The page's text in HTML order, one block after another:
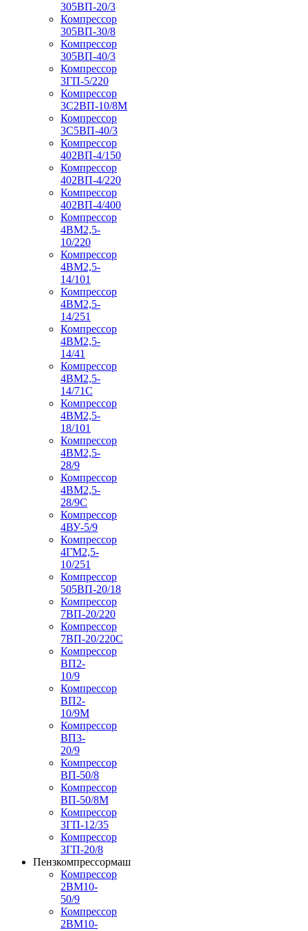
305ВП-20/3
Компрессор
305ВП-30/8
Компрессор
305ВП-40/3
Компрессор
3ГП-5/220
Компрессор
3С2ВП-10/8М
Компрессор
3С5ВП-40/3
Компрессор
402ВП-4/150
Компрессор
402ВП-4/220
Компрессор
402ВП-4/400
Компрессор
4ВМ2,5-
10/220
Компрессор
4ВМ2,5-
14/101
Компрессор
4ВМ2,5-
14/251
Компрессор
4ВМ2,5-
14/41
Компрессор
4ВМ2,5-
14/71C
Компрессор
4ВМ2,5-
18/101
Компрессор
4ВМ2,5-
28/9
Компрессор
4ВМ2,5-
28/9С
Компрессор
4ВУ-5/9
Компрессор
4ГМ2,5-
10/251
Компрессор
505ВП-20/18
Компрессор
7ВП-20/220
Компрессор
7ВП-20/220С
Компрессор
ВП2-
10/9
Компрессор
ВП2-
10/9М
Компрессор
ВП3-
20/9
Компрессор
ВП-50/8
Компрессор
ВП-50/8М
Компрессор
3ГП-12/35
Компрессор
3ГП-20/8
Пензкомпрессормаш
Компрессор
2ВМ10-
50/9
Компрессор
2ВМ10-